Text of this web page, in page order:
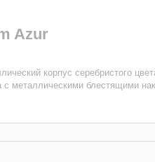
Azur
корпус серебристого
с металлическими блестящими